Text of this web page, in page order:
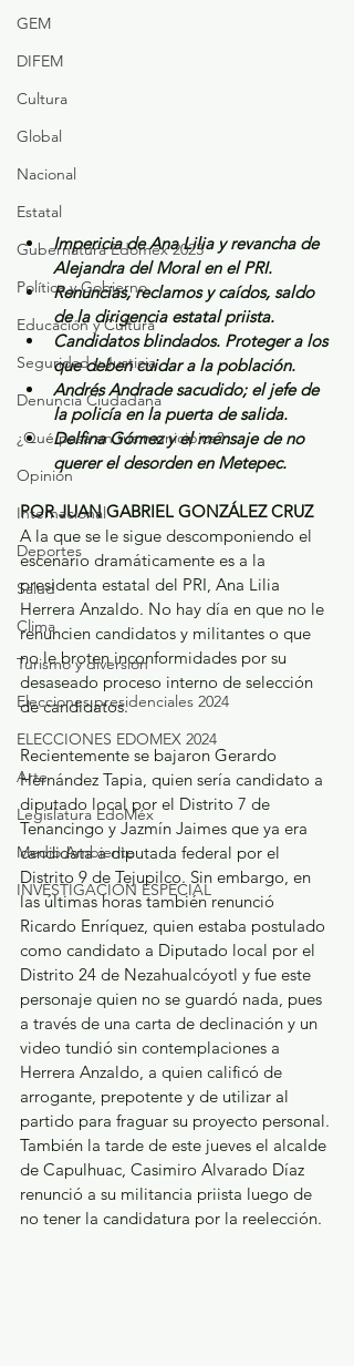
GEM
DIFEM
Cultura
Global
Nacional
Estatal
Gubernatura Edoméx 2023
Política y Gobierno
Educación y Cultura
Seguridad y Justicia
Denuncia Ciudadana
¿Qué pasa en tus municipios?
Opinión
Internacional
Deportes
Salud
Clima
Turismo y diversión
Elecciones presidenciales 2024
ELECCIONES EDOMEX 2024
Arte
Legislatura EdoMéx
Medio Ambiente
INVESTIGACIÓN ESPECIAL
Impericia de Ana Lilia y revancha de
Alejandra del Moral en el PRI.
Renuncias, reclamos y caídos, saldo
de la dirigencia estatal priista.
Candidatos blindados. Proteger a los
que deben cuidar a la población.
Andrés Andrade sacudido; el jefe de
la policía en la puerta de salida.
Delfina Gómez y el mensaje de no
querer el desorden en Metepec.
POR JUAN GABRIEL GONZÁLEZ CRUZ
A la que se le sigue descomponiendo el
escenario dramáticamente es a la
presidenta estatal del PRI, Ana Lilia
Herrera Anzaldo. No hay día en que no le
renuncien candidatos y militantes o que
no le broten inconformidades por su
desaseado proceso interno de selección
de candidatos.
Recientemente se bajaron Gerardo
Hernández Tapia, quien sería candidato a
diputado local por el Distrito 7 de
Tenancingo y Jazmín Jaimes que ya era
candidata a diputada federal por el
Distrito 9 de Tejupilco. Sin embargo, en
las últimas horas también renunció
Ricardo Enríquez, quien estaba postulado
como candidato a Diputado local por el
Distrito 24 de Nezahualcóyotl y fue este
personaje quien no se guardó nada, pues
a través de una carta de declinación y un
video tundió sin contemplaciones a
Herrera Anzaldo, a quien calificó de
arrogante, prepotente y de utilizar al
partido para fraguar su proyecto personal.
También la tarde de este jueves el alcalde
de Capulhuac, Casimiro Alvarado Díaz
renunció a su militancia priista luego de
no tener la candidatura por la reelección.